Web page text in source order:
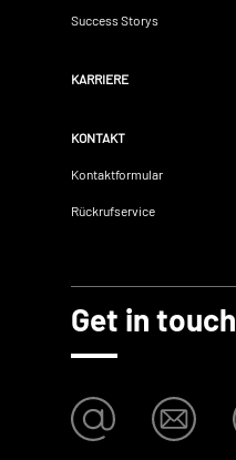
Success Storys
KARRIERE
KONTAKT
Kontaktformular
Rückrufservice
Get in touch